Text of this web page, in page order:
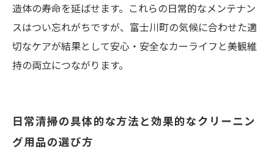
造体の寿命を延ばせます。これらの日常的なメンテナン
スはつい忘れがちですが、富士川町の気候に合わせた適
切なケアが結果として安心・安全なカーライフと美観維
持の両立につながります。
日常清掃の具体的な方法と効果的なクリーニン
グ用品の選び方